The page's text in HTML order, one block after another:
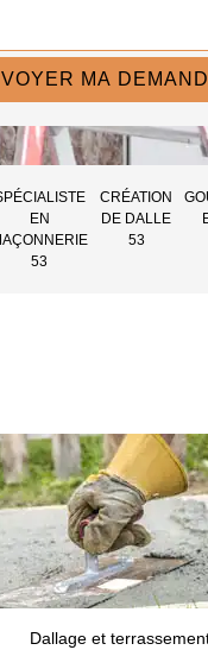
EN
53
CRÉATION
DE DALLE
53
Dallage et